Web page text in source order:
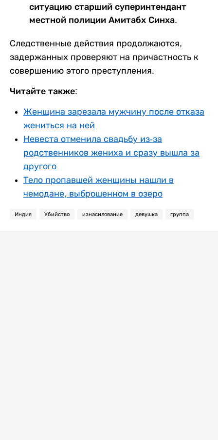
ситуацию старший суперинтендант
местной полиции Амитабх Синха.
Следственные действия продолжаются,
задержанных проверяют на причастность к
совершению этого преступления.
Читайте также:
Женщина зарезала мужчину после отказа
жениться на ней
Невеста отменила свадьбу из-за
родственников жениха и сразу вышла за
другого
Тело пропавшей женщины нашли в
чемодане, выброшенном в озеро
Индия Убийство изнасилование девушка группа